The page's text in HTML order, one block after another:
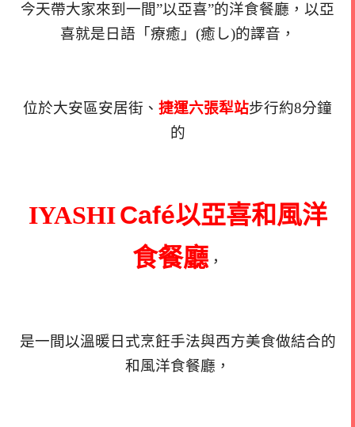
今天帶大家來到一間”以亞喜”的洋食餐廳，以亞
喜就是日語「療癒」(癒し)的譯音，
位於大安區安居街、 捷運六張犁站步行約8分鐘
的
IYASHICafé以亞喜和風洋
食餐廳，
是一間以溫暖日式烹飪手法與西方美食做結合的
和風洋食餐廳，